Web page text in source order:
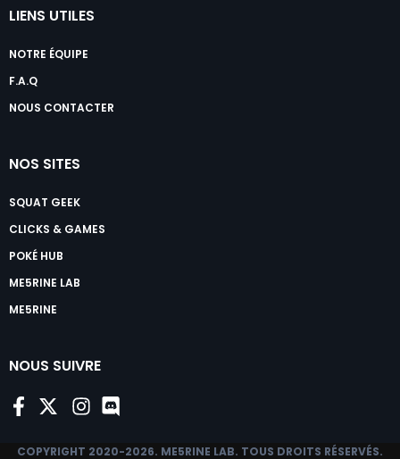
LIENS UTILES
NOTRE ÉQUIPE
F.A.Q
NOUS CONTACTER
NOS SITES
SQUAT GEEK
CLICKS & GAMES
POKÉ HUB
ME5RINE LAB
ME5RINE
NOUS SUIVRE
COPYRIGHT 2020-2026. ME5RINE LAB. TOUS DROITS RÉSERVÉS.